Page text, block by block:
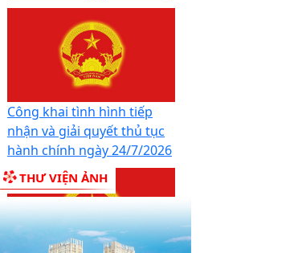
Công khai tình hình tiếp
nhận và giải quyết thủ tục
hành chính ngày 24/7/2026
THƯ VIỆN ẢNH